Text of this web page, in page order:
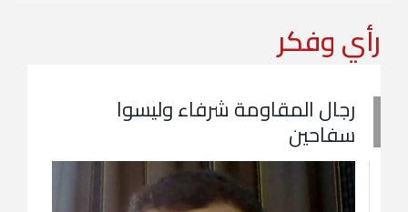
رأي وفكر
رجال المقاومة شرفاء وليسوا
سفاحين